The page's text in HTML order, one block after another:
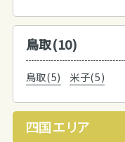
鳥取(10)
鳥取(5) 米子(5)
四国エリア